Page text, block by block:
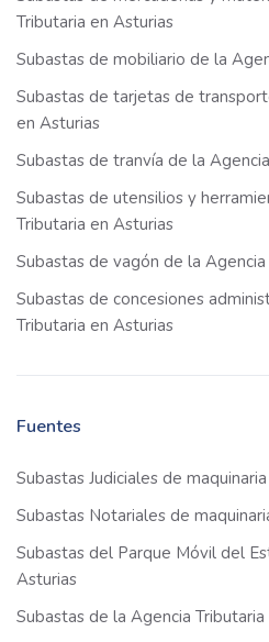
Tributaria en Asturias
Subastas de mobiliario de la
Subastas de tarjetas de
en Asturias
Subastas de tranvía de la
Subastas de utensilios y
Tributaria en Asturias
Subastas de vagón de la
Subastas de concesiones
Tributaria en Asturias
Fuentes
Subastas Judiciales de
Subastas Notariales de
Subastas del Parque Móvil del
Asturias
Subastas de la Agencia